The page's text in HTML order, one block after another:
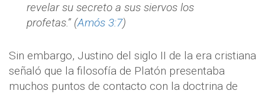
revelar su secreto a sus siervos los
profetas.” (Amós 3:7)
Sin embargo, Justino del siglo II de la era cristiana
señaló que la filosofía de Platón presentaba
muchos puntos de contacto con la doctrina de